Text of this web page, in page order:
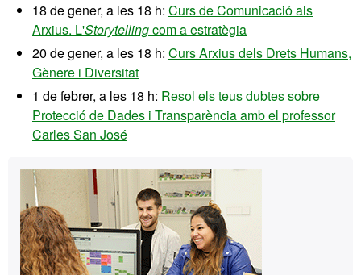
18 de gener, a les 18 h: Curs de Comunicació als
Arxius. L'Storytellingcom a estratègia
20 de gener, a les 18 h: Curs Arxius dels Drets Humans,
Gènere i Diversitat
1 de febrer, a les 18 h: Resol els teus dubtes sobre
Protecció de Dades i Transparència amb el professor
Carles San José
Informació
complementària
Contacte